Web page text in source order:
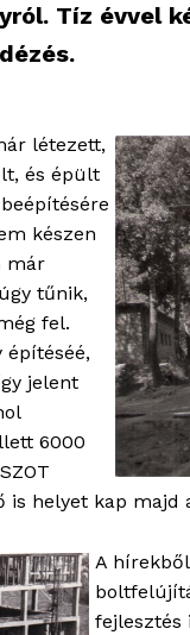
Tíz évvel
létezett,
és épült
készen
már
tűnik,
fel.
építéséé,
jelent
6000
is helyet kap majd
A
fejlesztés